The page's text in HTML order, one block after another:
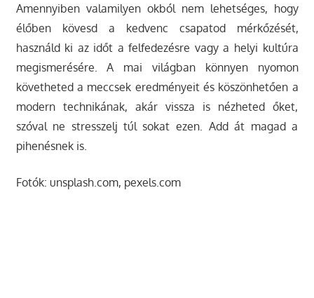
Amennyiben valamilyen okból nem lehetséges, hogy
élőben kövesd a kedvenc csapatod mérkőzését,
használd ki az időt a felfedezésre vagy a helyi kultúra
megismerésére. A mai világban könnyen nyomon
követheted a meccsek eredményeit és köszönhetően a
modern technikának, akár vissza is nézheted őket,
szóval ne stresszelj túl sokat ezen. Add át magad a
pihenésnek is.
Fotók: unsplash.com, pexels.com